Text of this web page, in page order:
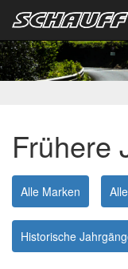
Frühere
Alle Marken
Historische